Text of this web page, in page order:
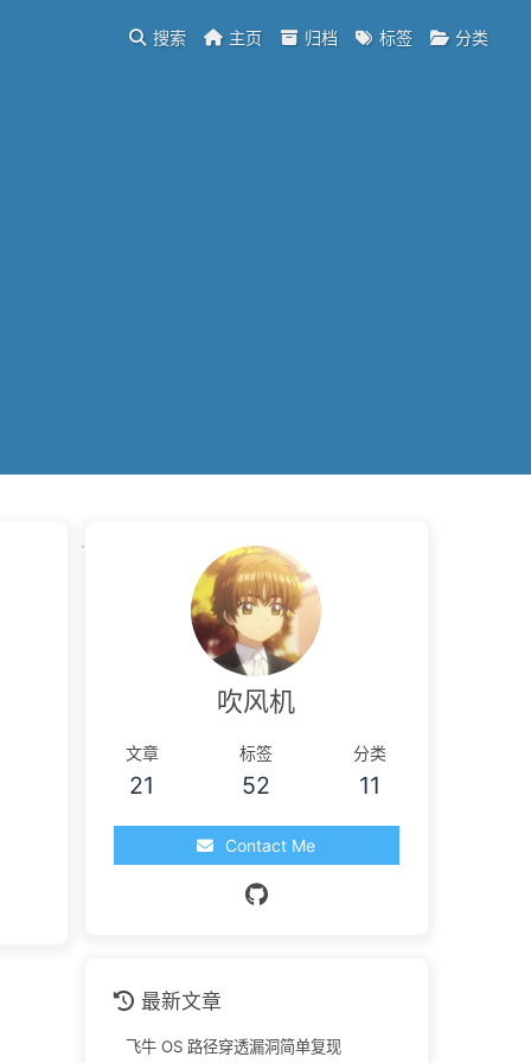
搜索 主页 归档 标签 分类
吹风机
文章
21
标签
52
分类
11
Contact Me
最新文章
飞牛 OS 路径穿透漏洞简单复现